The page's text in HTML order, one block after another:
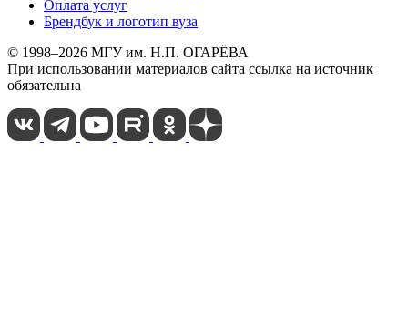
Оплата услуг
Брендбук и логотип вуза
© 1998–2026 МГУ им. Н.П. ОГАРЁВА
При использовании материалов сайта ссылка на источник
обязательна